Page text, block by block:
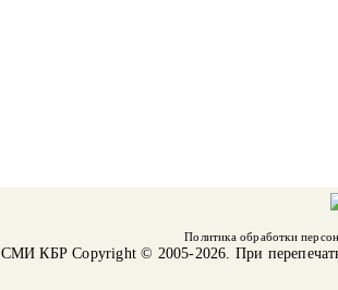
Политика обработки
СМИ КБРCopyright © 2005-2026. При